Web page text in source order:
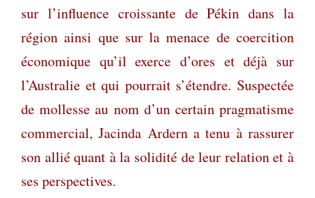
sur l’influence croissante de Pékin dans la
région ainsi que sur la menace de coercition
économique qu’il exerce d’ores et déjà sur
l’Australie et qui pourrait s’étendre. Suspectée
de mollesse au nom d’un certain pragmatisme
commercial, Jacinda Ardern a tenu à rassurer
son allié quant à la solidité de leur relation et à
ses perspectives.